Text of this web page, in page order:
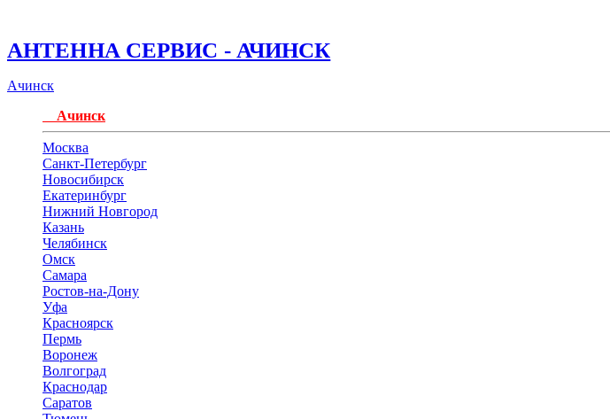
АНТЕННА СЕРВИС - АЧИНСК
Ачинск
Ачинск
Москва
Санкт-Петербург
Новосибирск
Екатеринбург
Нижний Новгород
Казань
Челябинск
Омск
Самара
Ростов-на-Дону
Уфа
Красноярск
Пермь
Воронеж
Волгоград
Краснодар
Саратов